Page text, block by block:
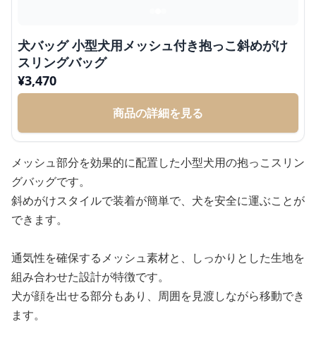
犬バッグ 小型犬用メッシュ付き抱っこ斜めがけ
スリングバッグ
¥3,470
商品の詳細を見る
メッシュ部分を効果的に配置した小型犬用の抱っこスリン
グバッグです。
斜めがけスタイルで装着が簡単で、犬を安全に運ぶことが
できます。
通気性を確保するメッシュ素材と、しっかりとした生地を
組み合わせた設計が特徴です。
犬が顔を出せる部分もあり、周囲を見渡しながら移動でき
ます。